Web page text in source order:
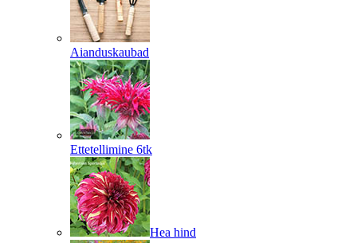
Aianduskaubad
Ettetellimine 6tk
Hea hind